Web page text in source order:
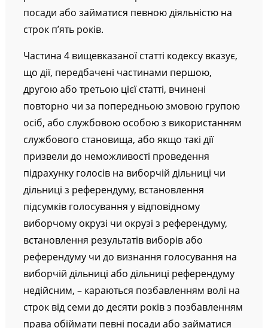
років з позбавленням права обіймати певні
посади або займатися певною діяльністю на
Частина 4 вищевказаної статті кодексу вказує,
що дії, передбачені частинами першою,
другою або третьою цієї статті, вчинені
повторно чи за попередньою змовою групою
осіб, або службовою особою з використанням
службового становища, або якщо такі дії
призвели до неможливості проведення
підрахунку голосів на виборчій дільниці чи
дільниці з референдуму, встановлення
підсумків голосування у відповідному
виборчому окрузі чи окрузі з референдуму,
встановлення результатів виборів або
референдуму чи до визнання голосування на
виборчій дільниці або дільниці референдуму
недійсним, – караються позбавленням волі на
строк від семи до десяти років з позбавленням